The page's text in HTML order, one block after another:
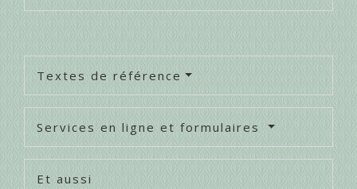
Textes de référence
Services en ligne et formulaires
Et aussi